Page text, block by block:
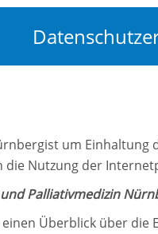
um
die Nutzung der
Palliativmedizin
Überblick über